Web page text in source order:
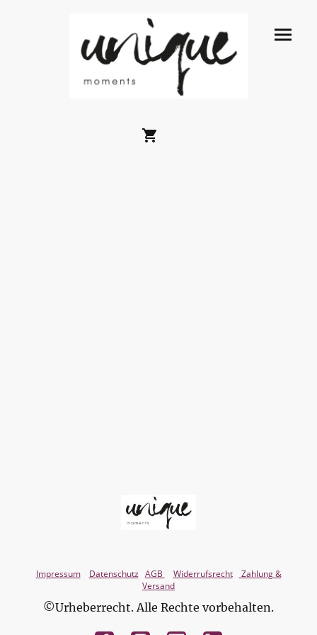
Impressum Datenschutz AGB Widerrufsrecht
Zahlung &
Versand
©Urheberrecht. Alle Rechte vorbehalten.